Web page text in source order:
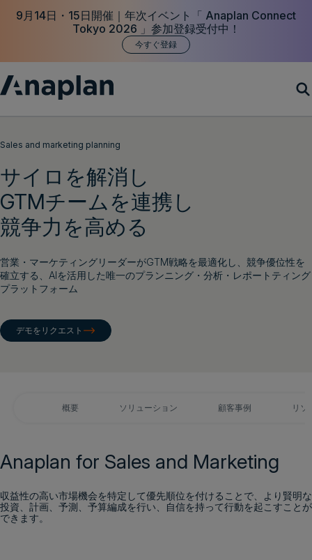
9月14日・15日開催｜年次イベント「 Anaplan Connect
Tokyo 2026 」参加登録受付中！
今すぐ登録
カスタマーサクセス
リソース
会社概要
Sales and marketing planning
サイロを解消し
GTMチームを連携し
競争力を高める
営業・マーケティングリーダーがGTM戦略を最適化し、競争優位性を
確立する、AIを活用した唯一のプランニング・分析・レポートティング
プラットフォーム
デモをリクエスト
概要 ソリューション 顧客事例 リソ
Anaplan for Sales and Marketing
収益性の高い市場機会を特定して優先順位を付けることで、より賢明な
投資、計画、予測、予算編成を行い、自信を持って行動を起こすことが
できます。